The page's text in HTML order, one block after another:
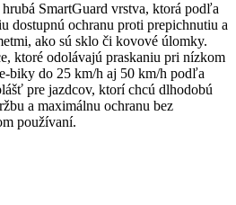
SmartGuard vrstva, ktorá podľa
dostupnú ochranu proti prepichnutiu a
ako sú sklo či kovové úlomky.
ktoré odolávajú praskaniu pri nízkom
do 25 km/h aj 50 km/h podľa
pre jazdcov, ktorí chcú dlhodobú
a maximálnu ochranu bez
používaní.